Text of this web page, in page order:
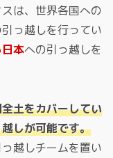
は、世界各国への
っ越しを行ってい
本への引っ越しを
土をカバーしてい
しが可能です。
越しチームを置い